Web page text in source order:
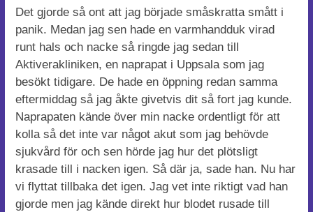
Det gjorde så ont att jag började småskratta smått i
panik. Medan jag sen hade en varmhandduk virad
runt hals och nacke så ringde jag sedan till
Aktiverakliniken, en naprapat i Uppsala som jag
besökt tidigare. De hade en öppning redan samma
eftermiddag så jag åkte givetvis dit så fort jag kunde.
Naprapaten kände över min nacke ordentligt för att
kolla så det inte var något akut som jag behövde
sjukvård för och sen hörde jag hur det plötsligt
krasade till i nacken igen. Så där ja, sade han. Nu har
vi flyttat tillbaka det igen. Jag vet inte riktigt vad han
gjorde men jag kände direkt hur blodet rusade till